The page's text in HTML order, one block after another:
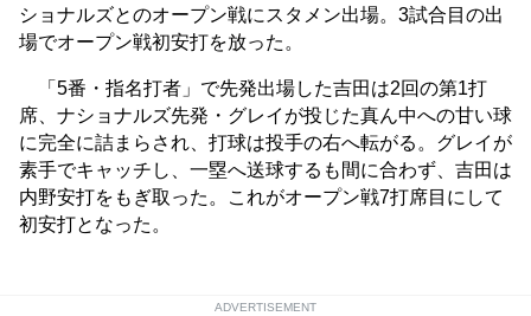
ショナルズとのオープン戦にスタメン出場。3試合目の出
場でオープン戦初安打を放った。
「5番・指名打者」で先発出場した吉田は2回の第1打
席、ナショナルズ先発・グレイが投じた真ん中への甘い球
に完全に詰まらされ、打球は投手の右へ転がる。グレイが
素手でキャッチし、一塁へ送球するも間に合わず、吉田は
内野安打をもぎ取った。これがオープン戦7打席目にして
初安打となった。
ADVERTISEMENT